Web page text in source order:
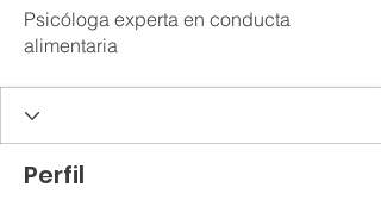
Psicóloga experta en conducta
alimentaria
Perfil